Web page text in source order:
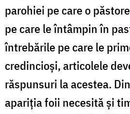
parohiei pe care o
pe care le întâmpin în
întrebările pe care le
credincioşi, articolele
răspunsuri la acestea.
apariţia foii necesită şi